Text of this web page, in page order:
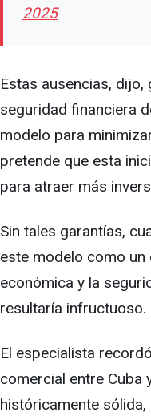
2025
Estas ausencias,
seguridad financiera
modelo para
pretende que esta
para atraer más
Sin tales garantías,
este modelo como un
económica y la
resultaría infructuoso.
El especialista
comercial entre Cuba
históricamente